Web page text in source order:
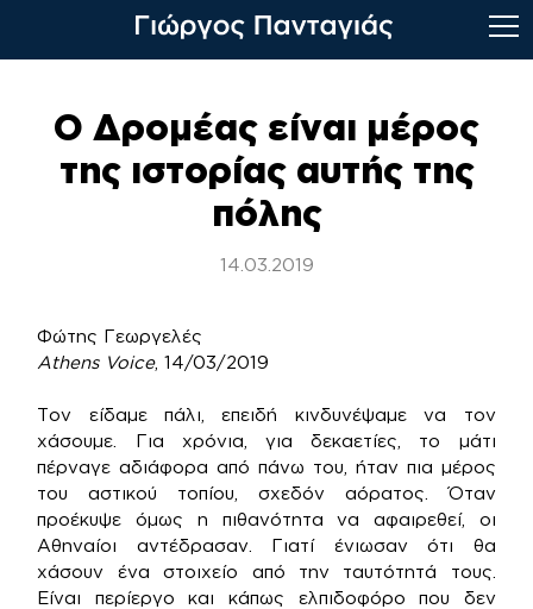
contentΟ Δρομέας είναι μέρος
της ιστορίας αυτής της
πόλης
14.03.2019
Φώτης Γεωργελές
Athens Voice, 14/03/2019
Τον είδαμε πάλι, επειδή κινδυνέψαμε να τον
χάσουμε. Για χρόνια, για δεκαετίες, το μάτι
πέρναγε αδιάφορα από πάνω του, ήταν πια μέρος
του αστικού τοπίου, σχεδόν αόρατος. Όταν
προέκυψε όμως η πιθανότητα να αφαιρεθεί, οι
Αθηναίοι αντέδρασαν. Γιατί ένιωσαν ότι θα
χάσουν ένα στοιχείο από την ταυτότητά τους.
Είναι περίεργο και κάπως ελπιδοφόρο που δεν